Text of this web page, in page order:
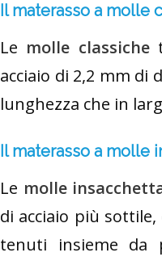
Il materasso a molle
Le molle classiche
acciaio di 2,2 mm
lunghezza che in
Il materasso a molle
Le molle
di acciaio più
tenuti insieme da